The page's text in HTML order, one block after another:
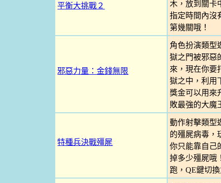
平衡大挑戰２
木，放到關卡
指定時間內沒
第幾關哦！
邪惡力量：金錢無限
角色扮演類型
獄之門被邪惡
來，現在你要
獄之中，利用
獎金可以用來
敗最強的大魔
特種兵決戰殭屍
動作射擊類型
的殭屍病毒，
你只能靠自己
掉多少殭屍哦
跑，QE鍵切